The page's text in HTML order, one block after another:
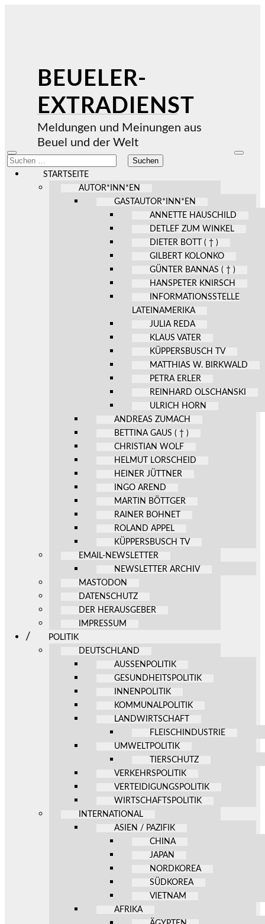
BEUELER-
EXTRADIENST
Meldungen und Meinungen aus
Beuel und der Welt
Mobile-
Menü
ein-/ausblenden
Suchen
nach:
STARTSEITE
AUTOR*INN*EN
GASTAUTOR*INN*EN
ANNETTE HAUSCHILD
DETLEF ZUM WINKEL
DIETER BOTT ( † )
GILBERT KOLONKO
GÜNTER BANNAS ( † )
HANSPETER KNIRSCH
INFORMATIONSSTELLE
LATEINAMERIKA
JULIA REDA
KLAUS VATER
KÜPPERSBUSCH TV
MATTHIAS W. BIRKWALD
PETRA ERLER
REINHARD OLSCHANSKI
ULRICH HORN
ANDREAS ZUMACH
BETTINA GAUS ( † )
CHRISTIAN WOLF
HELMUT LORSCHEID
HEINER JÜTTNER
INGO AREND
MARTIN BÖTTGER
RAINER BOHNET
ROLAND APPEL
KÜPPERSBUSCH TV
EMAIL-NEWSLETTER
NEWSLETTER ARCHIV
MASTODON
DATENSCHUTZ
DER HERAUSGEBER
IMPRESSUM
POLITIK
DEUTSCHLAND
AUSSENPOLITIK
GESUNDHEITSPOLITIK
INNENPOLITIK
KOMMUNALPOLITIK
LANDWIRTSCHAFT
FLEISCHINDUSTRIE
UMWELTPOLITIK
TIERSCHUTZ
VERKEHRSPOLITIK
VERTEIDIGUNGSPOLITIK
WIRTSCHAFTSPOLITIK
INTERNATIONAL
ASIEN / PAZIFIK
CHINA
JAPAN
NORDKOREA
SÜDKOREA
VIETNAM
AFRIKA